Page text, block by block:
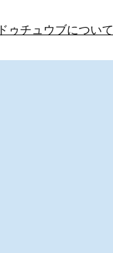
ドゥチュウブについて